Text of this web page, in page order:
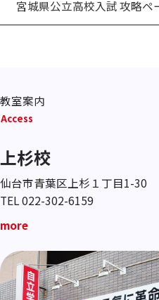
宮城県公立高校入試 攻略ペ
教室案内
Access
上杉校
仙台市青葉区上杉１丁目1-30
TEL 022-302-6159
more